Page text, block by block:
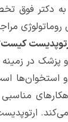
به دکتر فوق
در